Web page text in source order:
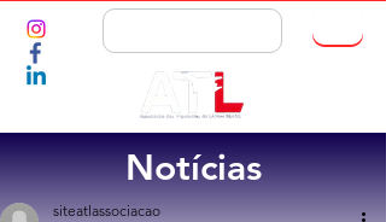
Notícias
siteatlassociacao